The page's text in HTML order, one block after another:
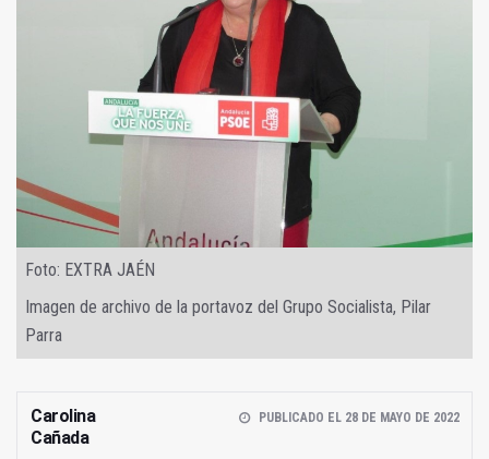
Foto: EXTRA JAÉN
Imagen de archivo de la portavoz del Grupo Socialista, Pilar
Parra
Carolina
Cañada
PUBLICADO EL 28 DE MAYO DE 2022